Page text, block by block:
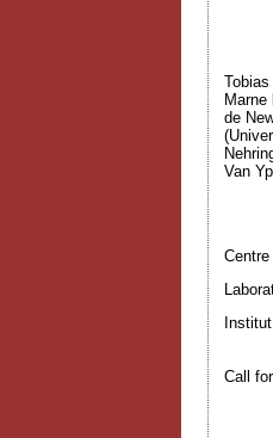
de
Van
Call